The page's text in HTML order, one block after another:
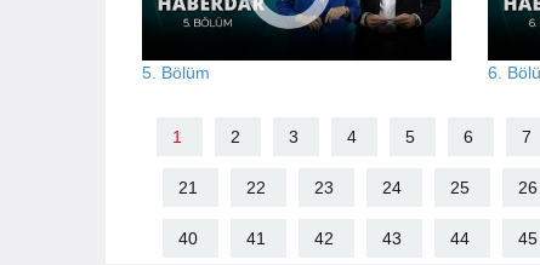
5. Bölüm 6.
1 2 3 4 5 6 7
21 22 23 24 25 26
40 41 42 43 44 45